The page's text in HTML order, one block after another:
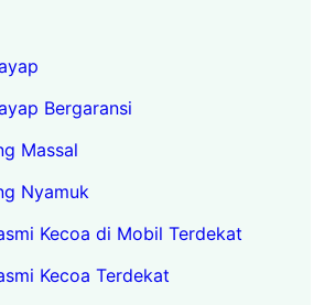
Bergaransi
Massal
Nyamuk
Kecoa di Mobil Terdekat
Kecoa Terdekat